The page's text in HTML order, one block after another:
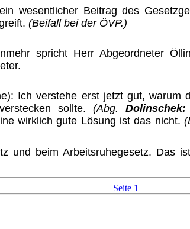
wesentlicher Beitrag des
(Beifall bei der ÖVP.)
spricht Herr Abgeordneter
Ich verstehe erst jetzt gut, warum
sollte. (Abg. Dolinschek:
wirklich gute Lösung ist das nicht.
und beim Arbeitsruhegesetz. Das
Seite 1